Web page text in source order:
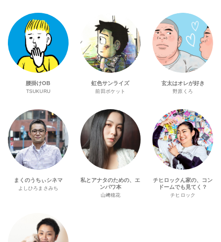
腰掛けOB
TSUKURU
虹色サンライズ
前田ポケット
玄太はオレが好き
野原くろ
まくのうちぃシネマ
よしひろまさみち
私とアナタのための、エ
ンパワ本
山﨑穂花
チヒロックん家の、コン
ドームでも見てく？
チヒロック